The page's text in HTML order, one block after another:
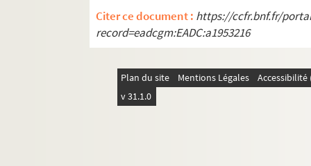
Citer ce document : https://ccfr.bnf.fr/
record=eadcgm:EADC:a1953216
Plan du site Mentions Légales
v 31.1.0